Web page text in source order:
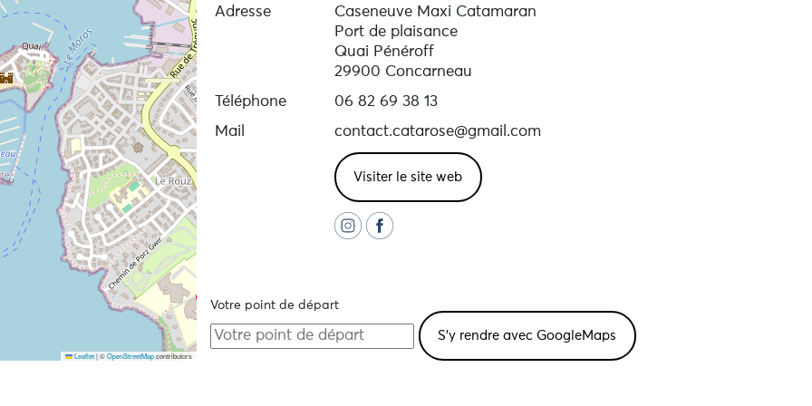
Leaflet |©OpenStreetMapcontributors
Adresse
Caseneuve Maxi Catamaran
Port de plaisance
Quai Pénéroff
29900 Concarneau
Téléphone
06 82 69 38 13
Mail
contact.catarose@gmail.com
Visiter le site web
Votre point de départ